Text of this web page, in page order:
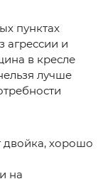
пунктах
агрессии и
в кресле
лучше
двойка, хорошо
на